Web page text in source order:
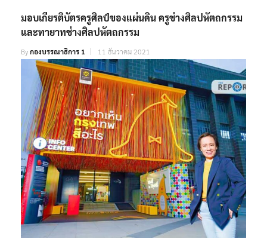
มอบเกียรติบัตรครูศิลป์ของแผ่นดิน ครูช่างศิลปหัตถกรรม
และทายาทช่างศิลปหัตถกรรม
Byกองบรรณาธิการ 1 11 ธันวาคม 2021